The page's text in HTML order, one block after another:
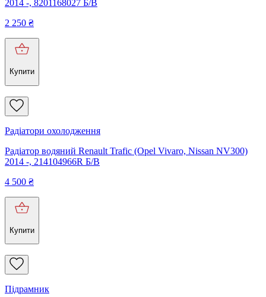
2014 -, 8201168027 Б/В
2 250 ₴
Купити
Радіатори охолодження
Радіатор водяний Renault Trafic (Opel Vivaro, Nissan NV300)
2014 -, 214104966R Б/В
4 500 ₴
Купити
Підрамник